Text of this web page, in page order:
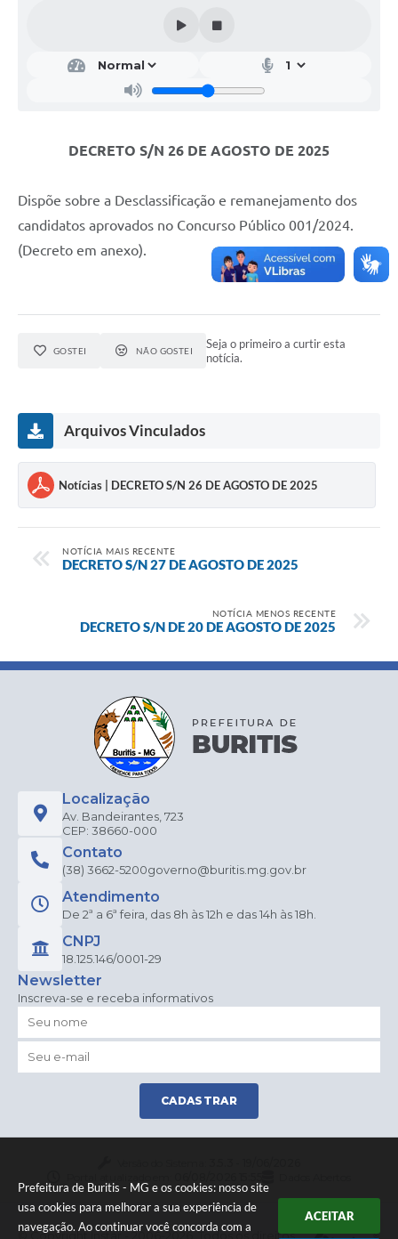
Prefeitura de Buritis - MG e os cookies: nosso site
usa cookies para melhorar a sua experiência de
navegação. Ao continuar você concorda com a
ACEITAR
DECRETO S/N 26 DE AGOSTO DE 2025
Dispõe sobre a Desclassificação e remanejamento dos
candidatos aprovados no Concurso Público 001/2024.
(Decreto em anexo).
GOSTEI NÃO GOSTEI
Seja o primeiro a curtir esta
notícia.
Arquivos Vinculados
Notícias | DECRETO S/N 26 DE AGOSTO DE 2025
NOTÍCIA MAIS RECENTE
DECRETO S/N 27 DE AGOSTO DE 2025
NOTÍCIA MENOS RECENTE
DECRETO S/N DE 20 DE AGOSTO DE 2025
Localização
Av. Bandeirantes, 723
CEP: 38660-000
Contato
(38) 3662-5200governo@buritis.mg.gov.br
Atendimento
De 2ª a 6ª feira, das 8h às 12h e das 14h às 18h.
CNPJ
18.125.146/0001-29
Newsletter
Inscreva-se e receba informativos
CADASTRAR
© Copyright Instar - 2006-2026. Todos os direitos